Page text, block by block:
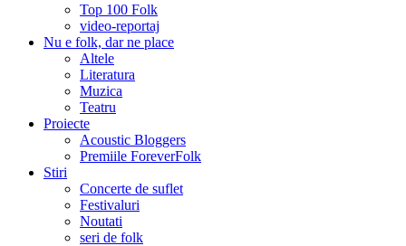
Top 100 Folk
video-reportaj
Nu e folk, dar ne place
Altele
Literatura
Muzica
Teatru
Proiecte
Acoustic Bloggers
Premiile ForeverFolk
Stiri
Concerte de suflet
Festivaluri
Noutati
seri de folk